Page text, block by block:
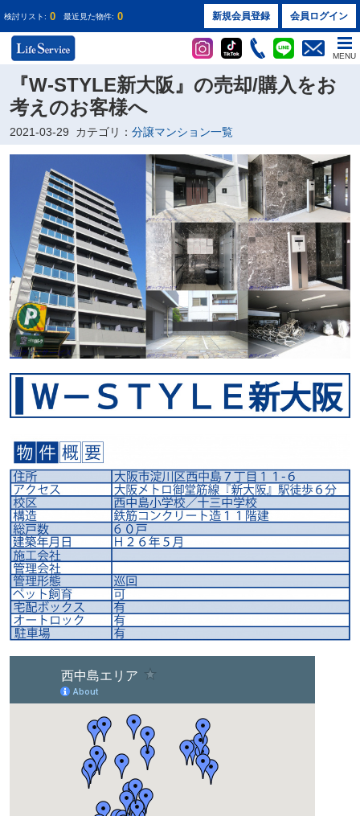
検討リスト: 0 最近見た物件: 0 新規会員登録 会員ログイン
MENU
『W-STYLE新大阪』の売却/購入をお
考えのお客様へ
2021-03-29 カテゴリ： 分譲マンション一覧